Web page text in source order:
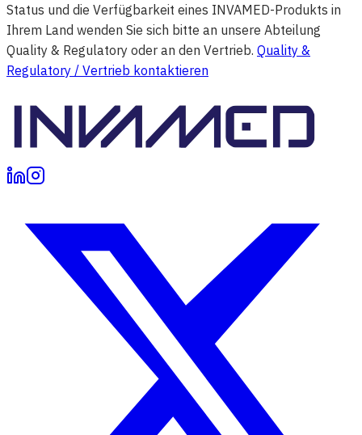
Status und die Verfügbarkeit eines INVAMED-Produkts in
Ihrem Land wenden Sie sich bitte an unsere Abteilung
Quality & Regulatory oder an den Vertrieb. Quality &
Regulatory / Vertrieb kontaktieren